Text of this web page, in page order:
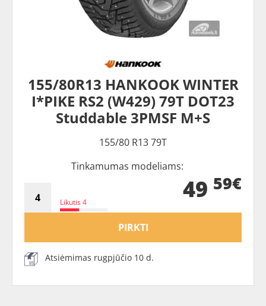
155/80R13 HANKOOK WINTER
I*PIKE RS2 (W429) 79T DOT23
Studdable 3PMSF M+S
155/80 R13 79T
Tinkamumas modeliams:
Likutis 4 49 59€
PIRKTI
Atsiėmimas rugpjūčio 10 d.